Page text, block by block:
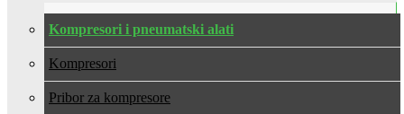
Kompresori i pneumatski alati
Kompresori
Pribor za kompresore